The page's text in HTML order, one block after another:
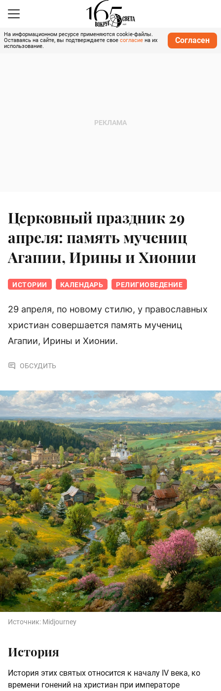
На информационном ресурсе применяются cookie-файлы.
Оставаясь на сайте, вы подтверждаете свое согласие на их
использование.
Согласен
Церковный праздник 29
апреля: память мучениц
Агапии, Ирины и Хионии
ИСТОРИИ КАЛЕНДАРЬ РЕЛИГИОВЕДЕНИЕ
29 апреля, по новому стилю, у православных
христиан совершается память мучениц
Агапии, Ирины и Хионии.
ОБСУДИТЬ
Источник: Midjourney
История
История этих святых относится к началу IV века, ко
времени гонений на христиан при императоре